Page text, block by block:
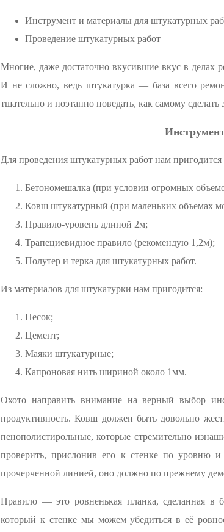
Инструмент и материалы для штукатурных
Проведение штукатурных работ
Многие, даже достаточно вкусившие вкус в делах
И не сложно, ведь штукатурка — база всего
тщательно и поэтапно поведать, как самому
Для проведения штукатурных работ нам
Бетономешалка (при условии огромных
Ковш штукатурный (при маленьких объемах
Правило-уровень длиной 2м;
Трапециевидное правило (рекомендую 1,2м);
Полутер и терка для штукатурных работ.
Из материалов для штукатурки нам пригодится:
Песок;
Цемент;
Маяки штукатурные;
Капроновая нить шириной около 1мм.
Охото направить внимание на верный выбор
продуктивность. Ковш должен быть довольно
пенополистирольные, которые стремительно
проверить, прислонив его к стенке по уровню
прочерченной линией, оно должно по прежнему
Правило — это ровненькая планка, сделанная в
который к стенке мы можем убедиться в её